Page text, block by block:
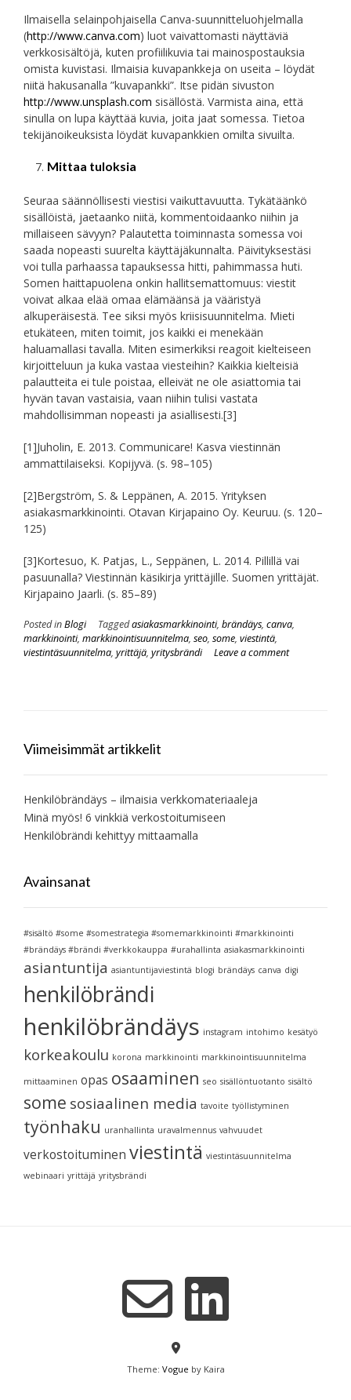
Ilmaisella selainpohjaisella Canva-suunnitteluohjelmalla
(http://www.canva.com) luot vaivattomasti näyttäviä
verkkosisältöjä, kuten profiilikuvia tai mainospostauksia
omista kuvistasi. Ilmaisia kuvapankkeja on useita – löydät
niitä hakusanalla ”kuvapankki”. Itse pidän sivuston
http://www.unsplash.com sisällöstä. Varmista aina, että
sinulla on lupa käyttää kuvia, joita jaat somessa. Tietoa
tekijänoikeuksista löydät kuvapankkien omilta sivuilta.
Mittaa tuloksia
Seuraa säännöllisesti viestisi vaikuttavuutta. Tykätäänkö
sisällöistä, jaetaanko niitä, kommentoidaanko niihin ja
millaiseen sävyyn? Palautetta toiminnasta somessa voi
saada nopeasti suurelta käyttäjäkunnalta. Päivityksestäsi
voi tulla parhaassa tapauksessa hitti, pahimmassa huti.
Somen haittapuolena onkin hallitsemattomuus: viestit
voivat alkaa elää omaa elämäänsä ja vääristyä
alkuperäisestä. Tee siksi myös kriisisuunnitelma. Mieti
etukäteen, miten toimit, jos kaikki ei menekään
haluamallasi tavalla. Miten esimerkiksi reagoit kielteiseen
kirjoitteluun ja kuka vastaa viesteihin? Kaikkia kielteisiä
palautteita ei tule poistaa, elleivät ne ole asiattomia tai
hyvän tavan vastaisia, vaan niihin tulisi vastata
mahdollisimman nopeasti ja asiallisesti.[3]
[1]Juholin, E. 2013. Communicare! Kasva viestinnän
ammattilaiseksi. Kopijyvä. (s. 98–105)
[2]Bergström, S. & Leppänen, A. 2015. Yrityksen
asiakasmarkkinointi. Otavan Kirjapaino Oy. Keuruu. (s. 120–
125)
[3]Kortesuo, K. Patjas, L., Seppänen, L. 2014. Pillillä vai
pasuunalla? Viestinnän käsikirja yrittäjille. Suomen yrittäjät.
Kirjapaino Jaarli. (s. 85–89)
Posted inBlogi Taggedasiakasmarkkinointi, brändäys, canva,
markkinointi, markkinointisuunnitelma, seo, some, viestintä,
viestintäsuunnitelma, yrittäjä, yritysbrändi Leave a comment
Viimeisimmät artikkelit
Henkilöbrändäys – ilmaisia verkkomateriaaleja
Minä myös! 6 vinkkiä verkostoitumiseen
Henkilöbrändi kehittyy mittaamalla
Avainsanat
#sisältö #some #somestrategia #somemarkkinointi #markkinointi
#brändäys #brändi #verkkokauppa #urahallinta asiakasmarkkinointi
asiantuntija asiantuntijaviestintä blogi brändäys canva digi
henkilöbrändi
henkilöbrändäys instagram intohimo kesätyö
korkeakoulu korona markkinointi markkinointisuunnitelma
mittaaminen opas osaaminen seo sisällöntuotanto sisältö
some sosiaalinen media tavoite työllistyminen
työnhaku uranhallinta uravalmennus vahvuudet
verkostoituminen viestintä viestintäsuunnitelma
webinaari yrittäjä yritysbrändi
Theme: Vogue by Kaira